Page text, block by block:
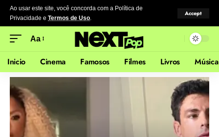
Ao usar este site, você concorda com a Política de
Privacidade e Termos de Uso.
Accept
Aa
Inicio Cinema Famosos Filmes Livros Música